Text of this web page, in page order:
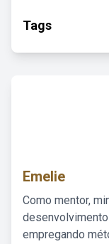
Tags
Emelie
Como mentor,
empregando